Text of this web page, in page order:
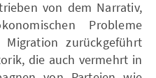
von dem Narrativ,
Probleme
zurückgeführt
die auch vermehrt in